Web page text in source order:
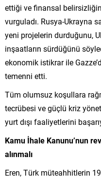
ettiği ve finansal
vurguladı. Rusya-Ukrayna
yeni projelerin durduğunu,
inşaatların sürdüğünü
ekonomik istikrar ile
temenni etti.
Tüm olumsuz koşullara
tecrübesi ve güçlü kriz
yurt dışı faaliyetlerini
Kamu İhale Kanunu’nun
alınmalı
Eren, Türk müteahhitlerin